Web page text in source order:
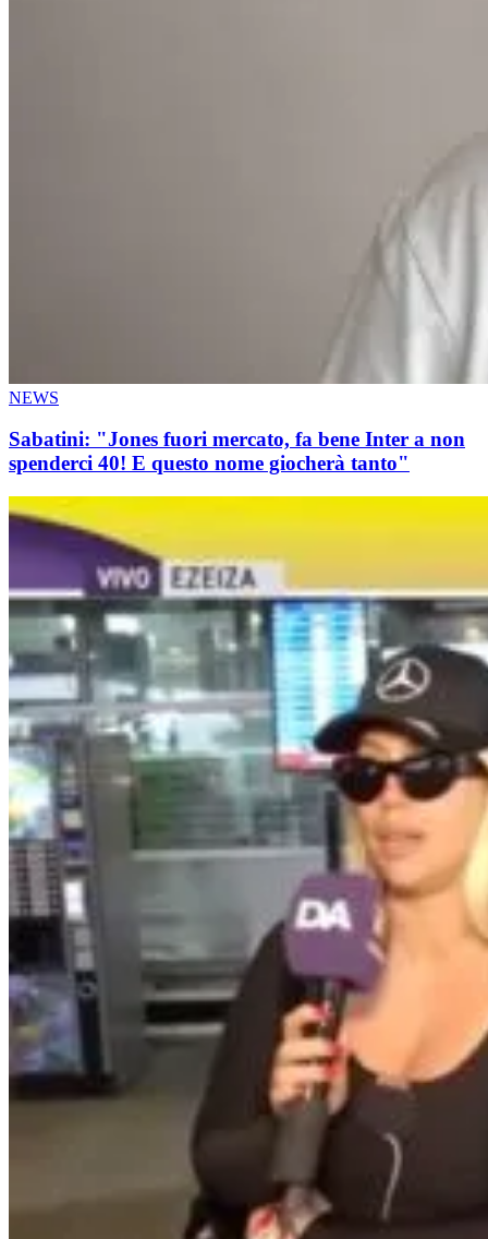
NEWS
Sabatini: "Jones fuori mercato, fa bene Inter a non
spenderci 40! E questo nome giocherà tanto"